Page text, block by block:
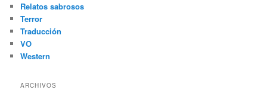
Relatos sabrosos
Terror
Traducción
VO
Western
ARCHIVOS